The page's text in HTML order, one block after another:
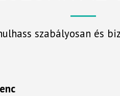
szabályosan és